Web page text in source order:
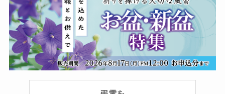
カタログギフト
観葉植物